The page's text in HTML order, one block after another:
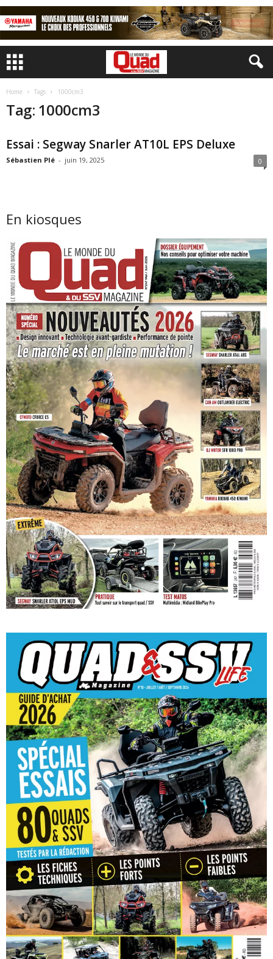
Home Tags 1000cm3
Tag: 1000cm3
Essai : Segway Snarler AT10L EPS Deluxe
Sébastien Plé - juin 19, 2025 0
En kiosques